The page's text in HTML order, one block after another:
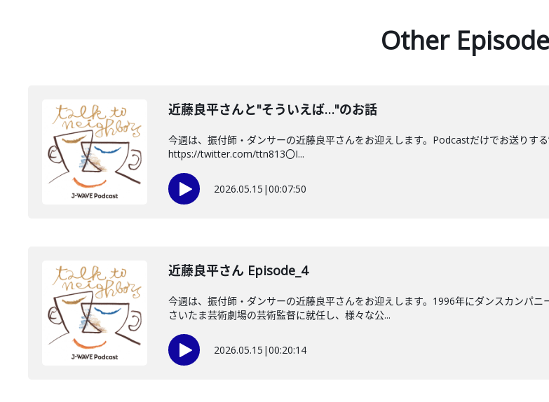
Other
近藤良平さんと"そういえば…"のお話
今週は、振付師・ダンサーの近藤良平さんをお迎えします。Podcastだけでお送りす
https://twitter.com/ttn813〇I...
2026.05.15 |00:07:50
近藤良平さん Episode_4
今週は、振付師・ダンサーの近藤良平さんをお迎えします。1996年にダンスカンパ
さいたま芸術劇場の芸術監督に就任し、様々な公...
2026.05.15 |00:20:14